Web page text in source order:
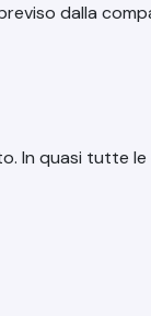
dalla
In quasi tutte